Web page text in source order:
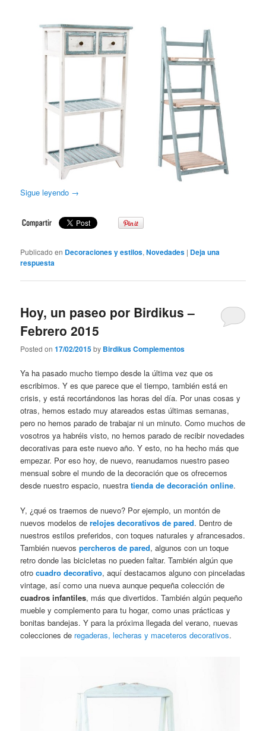
Sigue leyendo →
Publicado en Decoraciones y estilos,Novedades | Deja una
respuesta
Hoy, un paseo por Birdikus –
Febrero 2015
Posted on17/02/2015by Birdikus Complementos
Ya ha pasado mucho tiempo desde la última vez que os
escribimos. Y es que parece que el tiempo, también está en
crisis, y está recortándonos las horas del día. Por unas cosas y
otras, hemos estado muy atareados estas últimas semanas,
pero no hemos parado de trabajar ni un minuto. Como muchos de
vosotros ya habréis visto, no hemos parado de recibir novedades
decorativas para este nuevo año. Y esto, no ha hecho más que
empezar. Por eso hoy, de nuevo, reanudamos nuestro paseo
mensual sobre el mundo de la decoración que os ofrecemos
desde nuestro espacio, nuestratienda de decoración online.
Y, ¿qué os traemos de nuevo? Por ejemplo, un montón de
nuevos modelos derelojes decorativos de pared. Dentro de
nuestros estilos preferidos, con toques naturales y afrancesados.
También nuevospercheros de pared, algunos con un toque
retro donde las bicicletas no pueden faltar. También algún que
otrocuadro decorativo, aquí destacamos alguno con pinceladas
vintage, así como una nueva aunque pequeña colección de
cuadros infantiles, más que divertidos. También algún pequeño
mueble y complemento para tu hogar, como unas prácticas y
bonitas bandejas. Y para la próxima llegada del verano, nuevas
colecciones de regaderas, lecheras y maceteros decorativos.